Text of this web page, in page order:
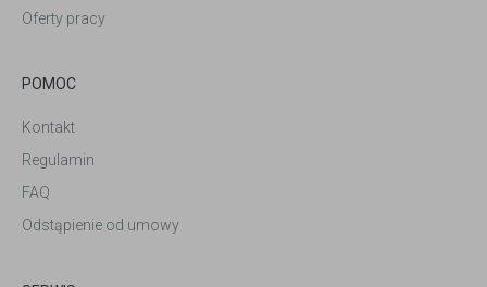
Oferty pracy
POMOC
Kontakt
Regulamin
FAQ
Odstąpienie od umowy